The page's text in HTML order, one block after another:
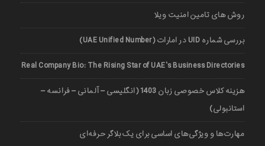
روش های تامین امنیت ویلا
بررسی شماره UID در امارات (UAE Unified Number)
Real Company Bio: The Rising Star of UAE’s Business Directories
هزینه کلاس خصوصی زبان 1403 (انگلیسی – آلمانی – فرانسه –
استانبولی)
مهارت‌ها و ویژگی‌های اساسی برای یک بلاگر حرفه‌ای